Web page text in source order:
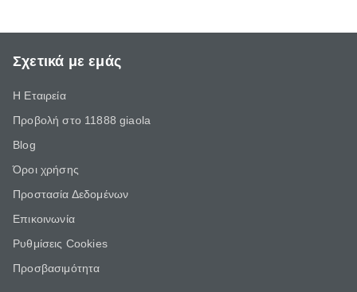
Σχετικά με εμάς
Η Εταιρεία
Προβολή στο 11888 giaola
Blog
Όροι χρήσης
Προστασία Δεδομένων
Επικοινωνία
Ρυθμίσεις Cookies
Προσβασιμότητα